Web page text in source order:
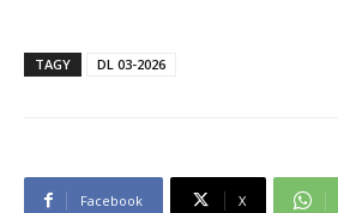
TAGY DL 03-2026
Facebook X